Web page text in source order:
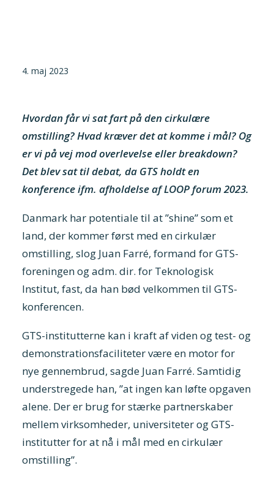
4. maj 2023
Hvordan får vi sat fart på den cirkulære
omstilling? Hvad kræver det at komme i mål? Og
er vi på vej mod overlevelse eller breakdown?
Det blev sat til debat, da GTS holdt en
konference ifm. afholdelse af LOOP forum 2023.
Danmark har potentiale til at ”shine” som et
land, der kommer først med en cirkulær
omstilling, slog Juan Farré, formand for GTS-
foreningen og adm. dir. for Teknologisk
Institut, fast, da han bød velkommen til GTS-
konferencen.
GTS-institutterne kan i kraft af viden og test- og
demonstrationsfaciliteter være en motor for
nye gennembrud, sagde Juan Farré. Samtidig
understregede han, ”at ingen kan løfte opgaven
alene. Der er brug for stærke partnerskaber
mellem virksomheder, universiteter og GTS-
institutter for at nå i mål med en cirkulær
omstilling”.